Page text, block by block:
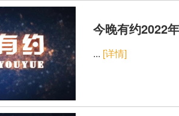
今晚有约2022
... [详情]